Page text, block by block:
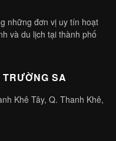
những đơn vị uy tín hoạt
và du lịch tại thành phố
SA
Khê Tây, Q. Thanh Khê,